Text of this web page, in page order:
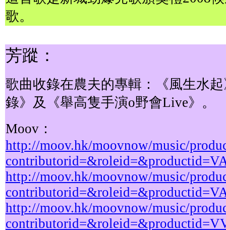
歌。
芳蹤：
歌曲收錄在農夫的專輯：《風生水
錄》及《舉高隻手演o野會Live》。
Moov：
http://moov.hk/moovnow/music/
http://moov.hk/moovnow/music/
http://moov.hk/moovnow/music/